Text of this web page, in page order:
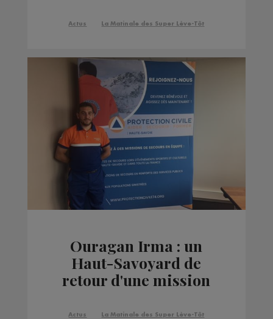
Actus La Matinale des Super Lève-Tôt
Ouragan Irma : un
Haut-Savoyard de
retour d'une mission
Actus La Matinale des Super Lève-Tôt